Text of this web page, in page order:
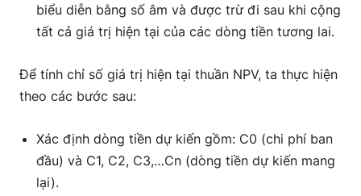
biểu diễn bằng số âm và được trừ đi sau khi cộng
tất cả giá trị hiện tại của các dòng tiền tương lai.
Để tính chỉ số giá trị hiện tại thuần NPV, ta thực hiện
theo các bước sau:
Xác định dòng tiền dự kiến gồm: C0 (chi phí ban
đầu) và C1, C2, C3,…Cn (dòng tiền dự kiến mang
lại).